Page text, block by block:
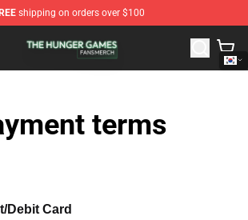
shipping on orders over $100
Shop - Official The Hunger Games
terms
Debit Card